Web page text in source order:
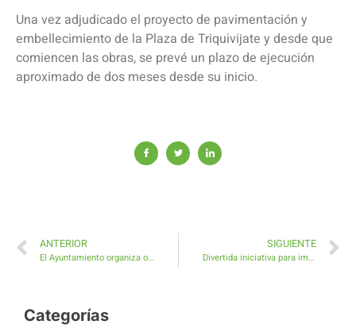
Una vez adjudicado el proyecto de pavimentación y
embellecimiento de la Plaza de Triquivijate y desde que
comiencen las obras, se prevé un plazo de ejecución
aproximado de dos meses desde su inicio.
ANTERIOR
El Ayuntamiento organiza ocho Campamentos de Verano y Deportes en Antigua y Caleta de Fuste
SIGUIENTE
Divertida iniciativa para impulsar el consumo local Veraneando en Antigua
Categorías